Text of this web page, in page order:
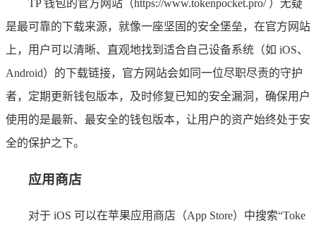
TP 钱包的官方网站（https://www.tokenpocket.pro/ ）无疑
是最可靠的下载来源，就像一座坚固的安全堡垒，在官方网站
上，用户可以清晰、直观地找到适合自己设备系统（如 iOS、
Android）的下载链接，官方网站会如同一位尽职尽责的守护
者，定期更新钱包版本，及时修复已知的安全漏洞，确保用户
使用的是最新、最安全的钱包版本，让用户的资产始终处于安
全的保护之下。
应用商店
对于 iOS 可以在苹果应用商店（App Store）中搜索“Toke